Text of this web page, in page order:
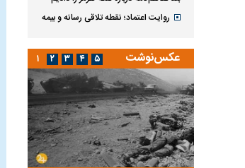
روایت اعتماد؛ نقطه تلاقی رسانه و بیمه
عکس‌نوشت ۱ ۲ ۳ ۴ ۵